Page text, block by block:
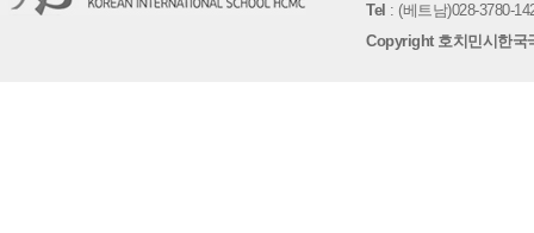
Tel : (베트남)028-3780-
Copyright 호치민시한국